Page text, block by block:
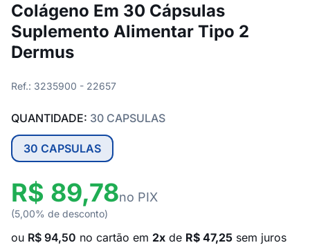
Colágeno Em 30 Cápsulas
Suplemento Alimentar Tipo 2
Dermus
Ref.: 3235900 - 22657
QUANTIDADE: 30 CAPSULAS
30 CAPSULAS
R$ 89,78no PIX
(5,00% de desconto)
ou R$ 94,50 no cartão em 2x de R$ 47,25 sem juros